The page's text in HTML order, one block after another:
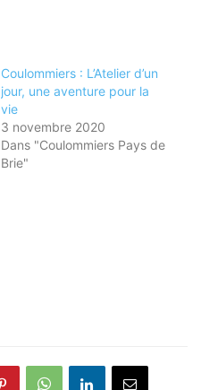
Coulommiers : L’Atelier d’un
jour, une aventure pour la
vie
3 novembre 2020
Dans "Coulommiers Pays de
Brie"